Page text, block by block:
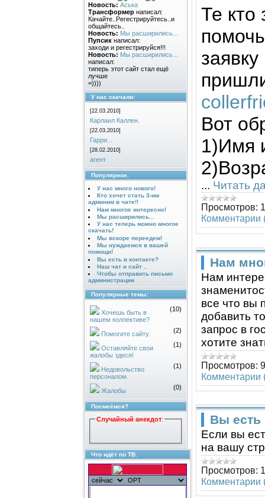
Новость: Аська
Трансформер написал:
Качайте..Регестрируйтесь..и
общайтесь..
Новость: Мы расширились...
Пупсик написал:
заходи и регестрируйся!!!
Новость: Мы расширились...
написал:
типерь этот сайт стал ещё
лучше
=))))
У нас скачали:
[22.03.2010]
Карлаил Каллен.
[22.03.2010]
Гарри...
[28.02.2010]
агент
Популярное.
У нас много нового!
Кто хочет стать 3-им
админим в чате!!
Нам многое интересно!
Мы расширились...
У нас теперь можно многое
скачать!
Мы вскоре переедем!
Мы нуждаемся в вашей
помощи!
Вы есть в контакте?
Наш чат и сайт ..
Чтобы отправить письмо
администрации
Популярные темы:
Хочешь быть в
нашем коллективе?
(10)
Помогите сайту. (2)
Оставляйте свои
жалобы здеся!
(1)
Недовольство
персоналом.
(1)
Жалобы (0)
Посмеёмся?
Случайный анекдот:
Что идёт по ТВ.
Те кто
Вот
1)Имя
... Читать
Просмотров:
Комментарии
Нам
Нам
все что вы
добавить
запрос в
хотите
Просмотров:
Комментарии
Вы есть
Если вы
на вашу
Просмотров:
Комментарии